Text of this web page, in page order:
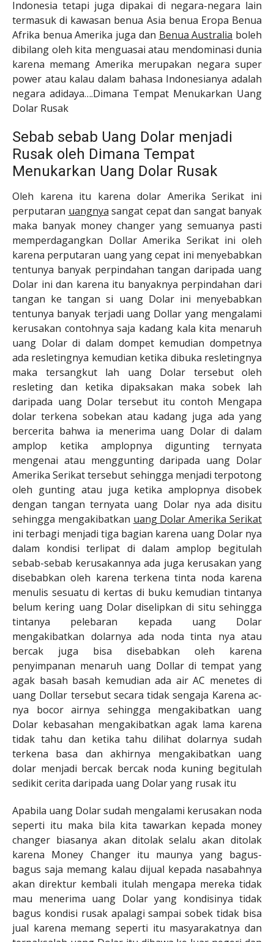
Indonesia tetapi juga dipakai di negara-negara lain
termasuk di kawasan benua Asia benua Eropa Benua
Afrika benua Amerika juga dan Benua Australia boleh
dibilang oleh kita menguasai atau mendominasi dunia
karena memang Amerika merupakan negara super
power atau kalau dalam bahasa Indonesianya adalah
negara adidaya….Dimana Tempat Menukarkan Uang
Dolar Rusak
Sebab sebab Uang Dolar menjadi
Rusak oleh Dimana Tempat
Menukarkan Uang Dolar Rusak
Oleh karena itu karena dolar Amerika Serikat ini
perputaran uangnya sangat cepat dan sangat banyak
maka banyak money changer yang semuanya pasti
memperdagangkan Dollar Amerika Serikat ini oleh
karena perputaran uang yang cepat ini menyebabkan
tentunya banyak perpindahan tangan daripada uang
Dolar ini dan karena itu banyaknya perpindahan dari
tangan ke tangan si uang Dolar ini menyebabkan
tentunya banyak terjadi uang Dollar yang mengalami
kerusakan contohnya saja kadang kala kita menaruh
uang Dolar di dalam dompet kemudian dompetnya
ada resletingnya kemudian ketika dibuka resletingnya
maka tersangkut lah uang Dolar tersebut oleh
resleting dan ketika dipaksakan maka sobek lah
daripada uang Dolar tersebut itu contoh Mengapa
dolar terkena sobekan atau kadang juga ada yang
bercerita bahwa ia menerima uang Dolar di dalam
amplop ketika amplopnya digunting ternyata
mengenai atau menggunting daripada uang Dolar
Amerika Serikat tersebut sehingga menjadi terpotong
oleh gunting atau juga ketika amplopnya disobek
dengan tangan ternyata uang Dolar nya ada disitu
sehingga mengakibatkan uang Dolar Amerika Serikat
ini terbagi menjadi tiga bagian karena uang Dolar nya
dalam kondisi terlipat di dalam amplop begitulah
sebab-sebab kerusakannya ada juga kerusakan yang
disebabkan oleh karena terkena tinta noda karena
menulis sesuatu di kertas di buku kemudian tintanya
belum kering uang Dolar diselipkan di situ sehingga
tintanya pelebaran kepada uang Dolar
mengakibatkan dolarnya ada noda tinta nya atau
bercak juga bisa disebabkan oleh karena
penyimpanan menaruh uang Dollar di tempat yang
agak basah basah kemudian ada air AC menetes di
uang Dollar tersebut secara tidak sengaja Karena ac-
nya bocor airnya sehingga mengakibatkan uang
Dolar kebasahan mengakibatkan agak lama karena
tidak tahu dan ketika tahu dilihat dolarnya sudah
terkena basa dan akhirnya mengakibatkan uang
dolar menjadi bercak bercak noda kuning begitulah
sedikit cerita daripada uang Dolar yang rusak itu
Apabila uang Dolar sudah mengalami kerusakan noda
seperti itu maka bila kita tawarkan kepada money
changer biasanya akan ditolak selalu akan ditolak
karena Money Changer itu maunya yang bagus-
bagus saja memang kalau dijual kepada nasabahnya
akan direktur kembali itulah mengapa mereka tidak
mau menerima uang Dolar yang kondisinya tidak
bagus kondisi rusak apalagi sampai sobek tidak bisa
jual karena memang seperti itu masyarakatnya dan